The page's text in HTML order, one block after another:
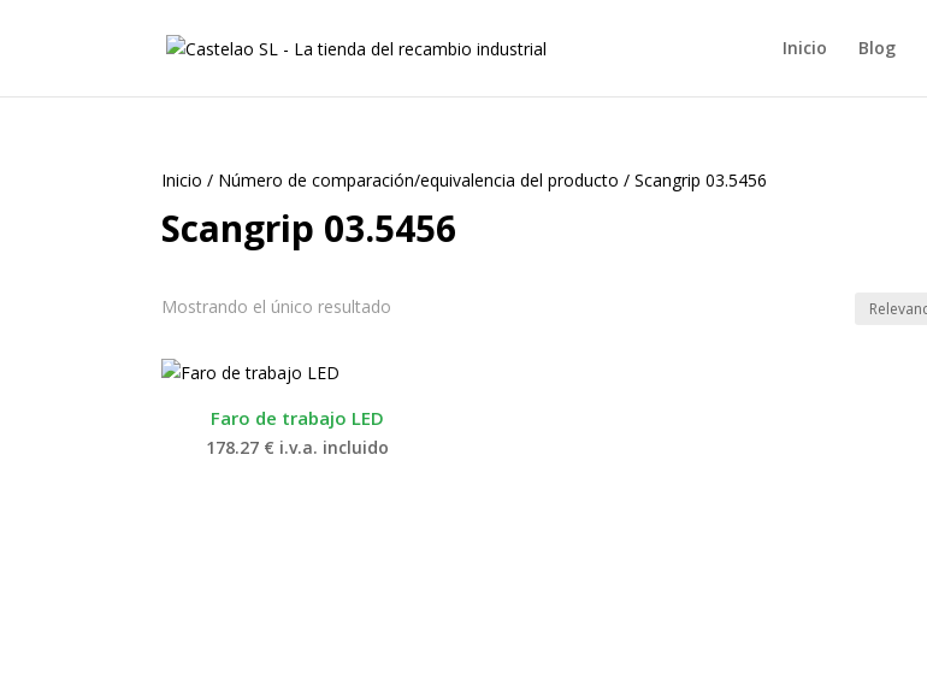
Inicio Blog
Inicio / Número de comparación/equivalencia del producto /Scangrip 03.5456
Scangrip 03.5456
Mostrando el único resultado
Faro de trabajo LED
178.27 € i.v.a. incluido